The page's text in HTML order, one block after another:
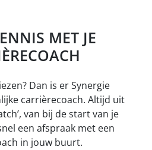
MET JE
Dan is er Synergie
carrièrecoach. Altijd uit
van bij de start van je
een afspraak met een
in jouw buurt.